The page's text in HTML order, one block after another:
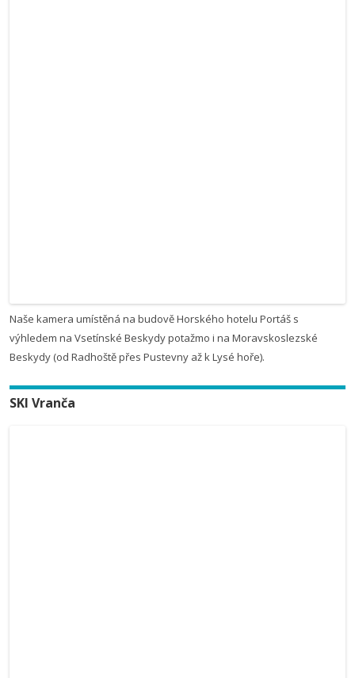
Naše kamera umístěná na budově Horského hotelu Portáš s
výhledem na Vsetínské Beskydy potažmo i na Moravskoslezské
Beskydy (od Radhoště přes Pustevny až k Lysé hoře).
SKI Vranča